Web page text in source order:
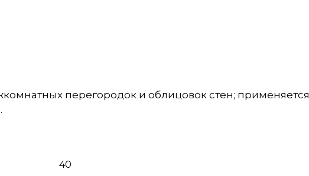
перегородок и облицовок стен; применяется
40